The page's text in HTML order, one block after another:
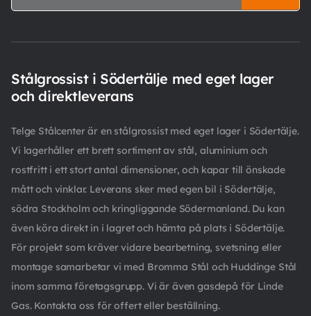
Stålgrossist i Södertälje med eget lager
och direktleverans
Telge Stålcenter är en stålgrossist med eget lager i Södertälje.
Vi lagerhåller ett brett sortiment av stål, aluminium och
rostfritt i ett stort antal dimensioner, och kapar till önskade
mått och vinklar. Leverans sker med egen bil i Södertälje,
södra Stockholm och kringliggande Södermanland. Du kan
även köra direkt in i lagret och hämta på plats i Södertälje.
För projekt som kräver vidare bearbetning, svetsning eller
montage samarbetar vi med Bromma Stål och Huddinge Stål
inom samma företagsgrupp. Vi är även gasdepå för Linde
Gas. Kontakta oss för offert eller beställning.